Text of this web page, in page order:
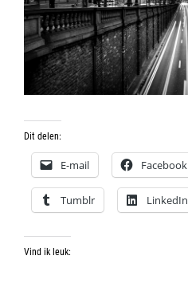
Dit delen:
E-mail Facebook
Tumblr LinkedIn
Vind ik leuk: